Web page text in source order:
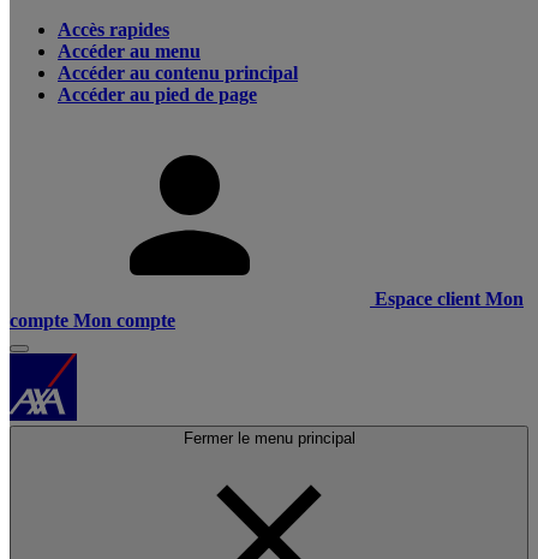
Accès rapides
Accéder au menu
Accéder au contenu principal
Accéder au pied de page
Espace client Mon
compte Mon compte
Fermer le menu principal